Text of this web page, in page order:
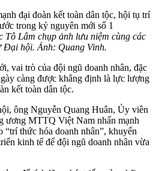
Tô Lâm chụp ảnh lưu niệm cùng các
Đại hội. Ảnh: Quang Vinh.
vai trò của đội ngũ doanh nhân, đặc
càng được khẳng định là lực lượng
kết toàn dân tộc.
ông Nguyễn Quang Huân, Ủy viên
ương MTTQ Việt Nam nhấn mạnh
“trí thức hóa doanh nhân”, khuyến
kinh tế để đội ngũ doanh nhân vừa